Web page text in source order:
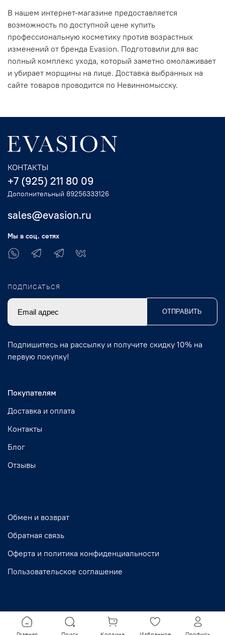
В нашем интернет-магазине предоставляется
возможность по доступной цене купить
профессиональную косметику против возрастных
изменений от бренда Evasion. Подготовили для вас
полный комплекс ухода, который заметно омолаживает
и убирает морщины на лице. Доставка выбранных на
сайте товаров проводится по Невинномысску.
Покупателям
Доставка и оплата
Контакты
Блог
Отзывы
Обмен и возврат
Обратная связь
Оферта и политика конфиденциальности
Пользовательское соглашение
КОНТАКТЫ
+7 (925) 211 80 09
Дополнительный 89256333126
sales@evasion.ru
Мы в соц. сетях
ПОДПИСАТЬСЯ
ОТПРАВИТЬ
Подпишитесь на рассылку и получите скидку 10% на
первую покупку!